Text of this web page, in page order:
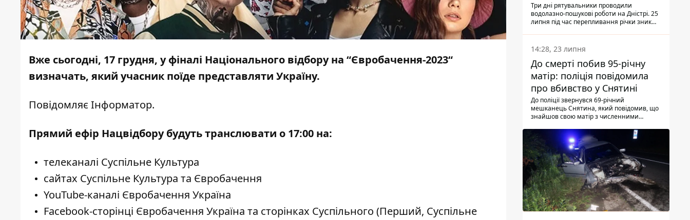
Вже сьогодні, 17 грудня, у фіналі Національного відбору на “Євробачення-2023“
визначать, який учасник поїде представляти Україну.
Повідомляє Інформатор.
Прямий ефір Нацвідбору будуть транслювати о 17:00 на:
телеканалі Суспільне Культура
сайтах Суспільне Культура та Євробачення
YouTube-каналі Євробачення Україна
Facebook-сторінці Євробачення Україна та сторінках Суспільного (Перший, Суспільне
Три дні рятувальники проводили
водолазно-пошукові роботи на Дністрі. 25
липня під час перепливання річки зник
виявили тіло.
14:28, 23 липня
До смерті побив 95-річну
матір: поліція повідомила
про вбивство у Снятині
До поліції звернувся 69-річний
мешканець Снятина, який повідомив, що
знайшов свою матір з численними
з'ясували правоохоронці, ці травми жінці
наніс її син.